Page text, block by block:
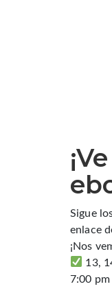
Sigue
enlace
¡Nos
13,
7:00